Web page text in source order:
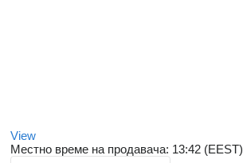
View
Местно време на продавача: 13:42 (EEST)